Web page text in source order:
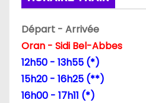
Départ - Arrivée
Oran - Sidi Bel-Abbes
12h50 - 13h55 (*)
15h20 - 16h25 (**)
16h00 - 17h11 (*)